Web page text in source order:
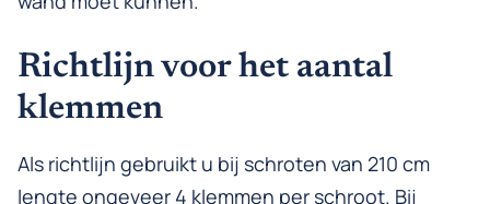
Richtlijn voor het aantal
klemmen
Als richtlijn gebruikt u bij schroten van 210 cm
lengte ongeveer 4 klemmen per schroot. Bij